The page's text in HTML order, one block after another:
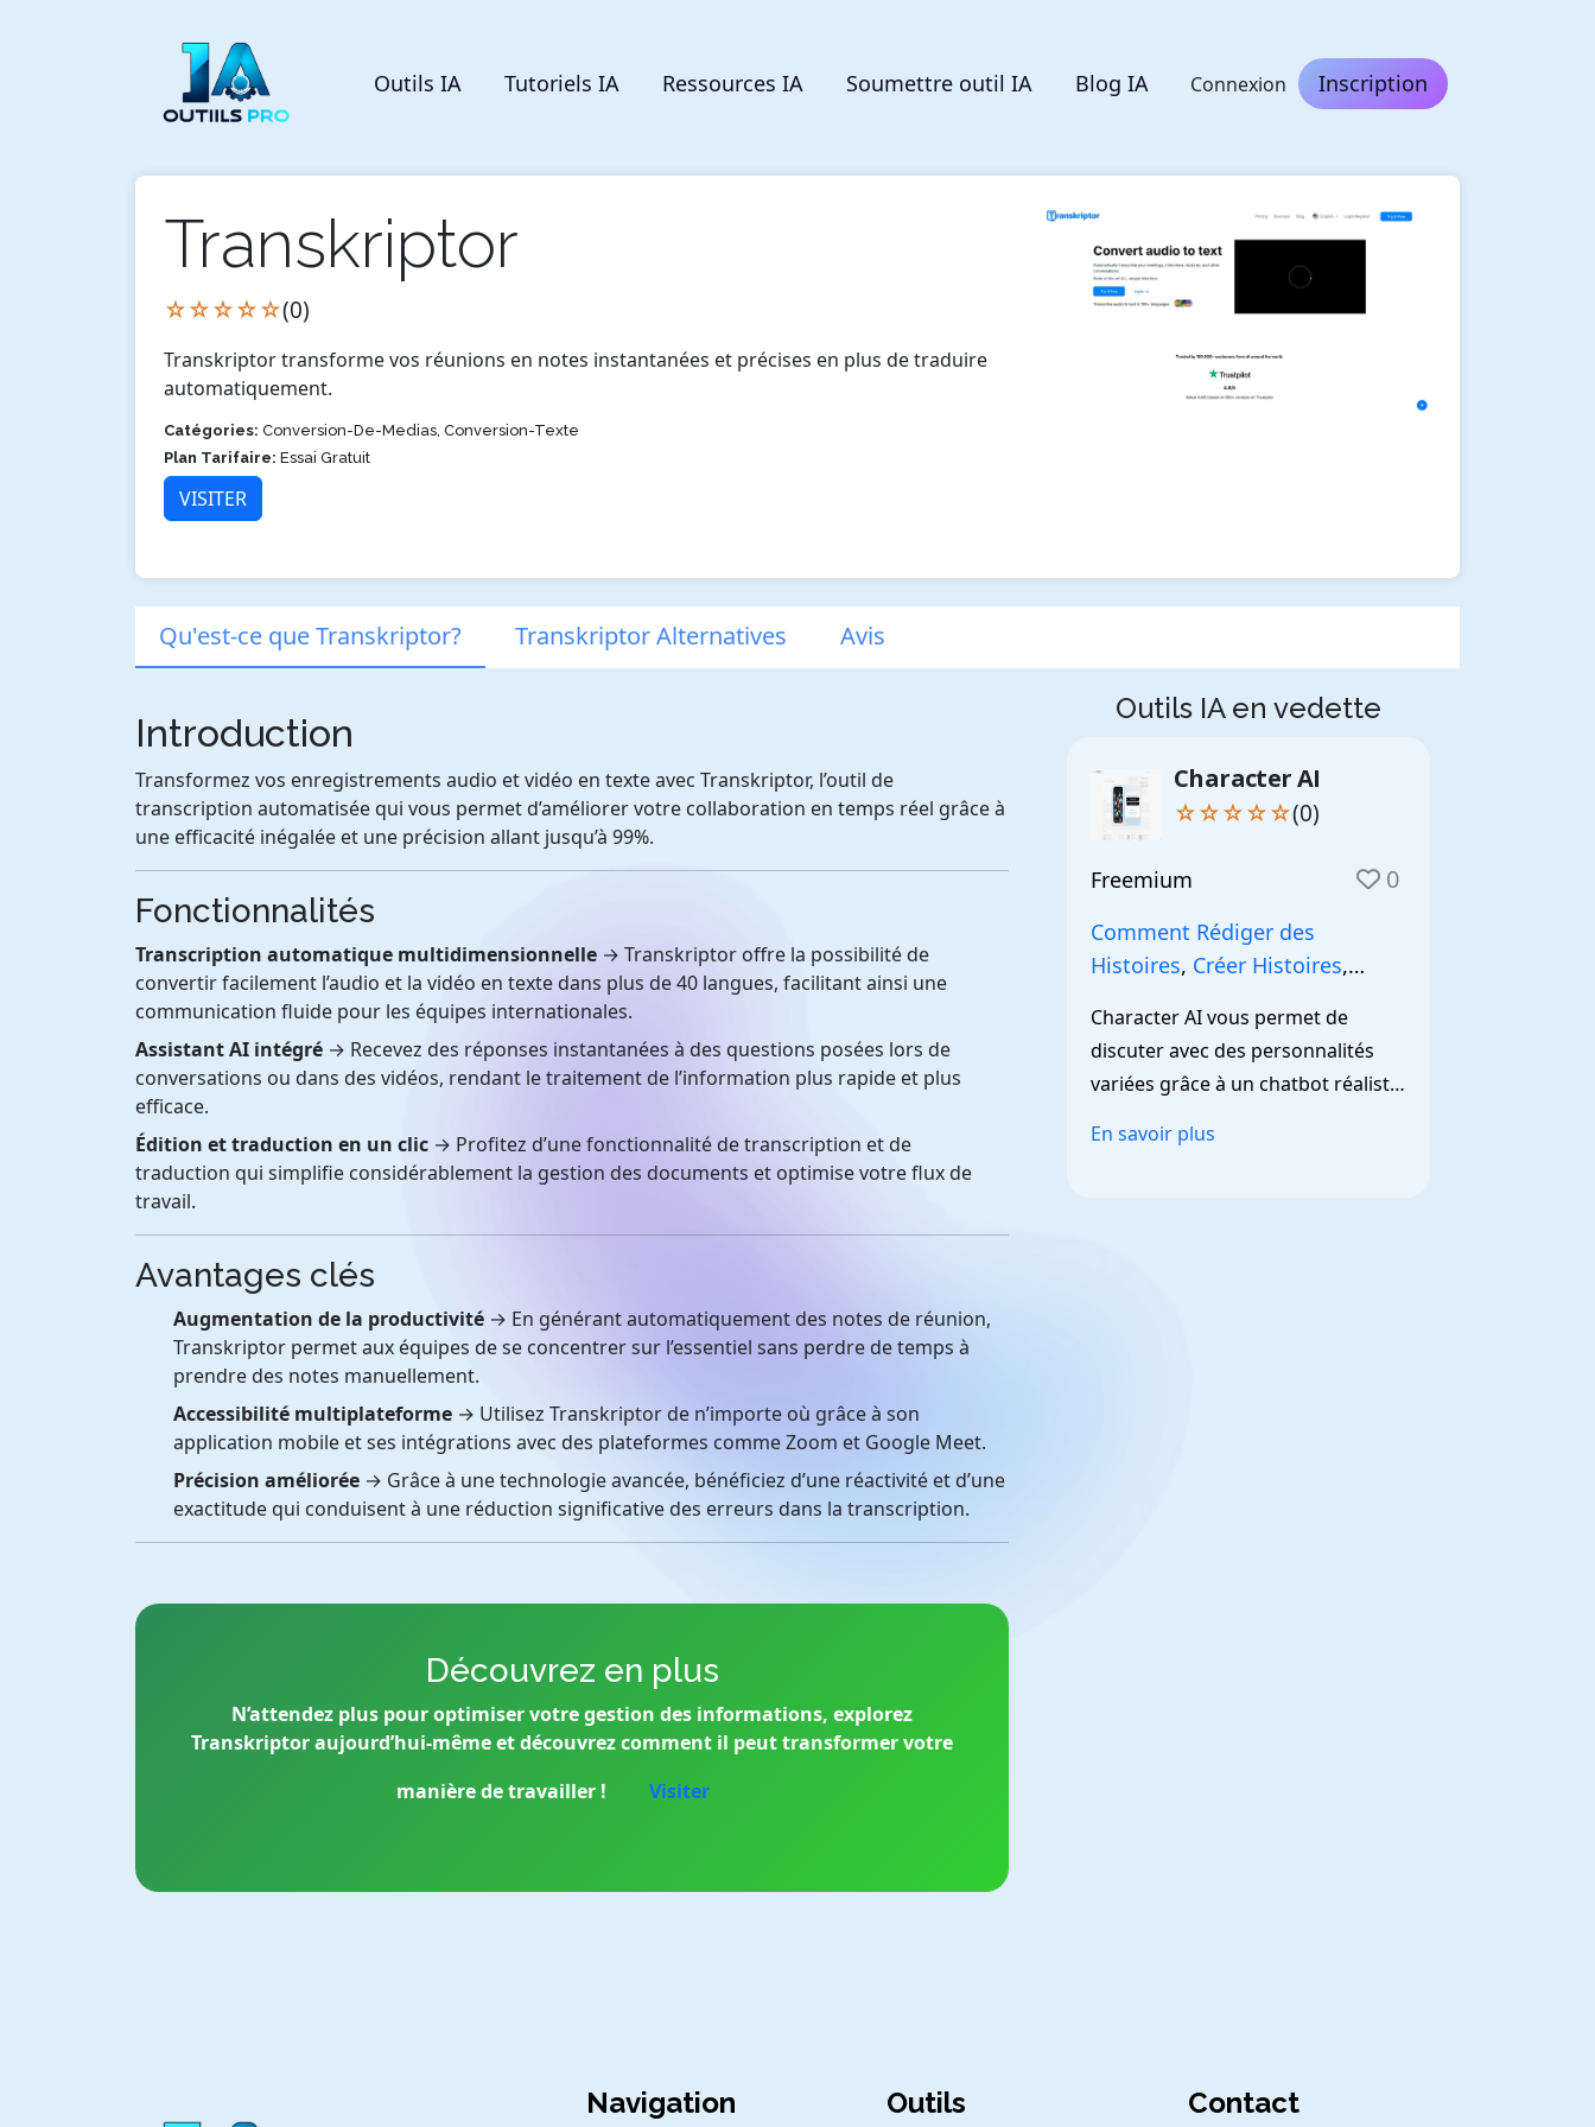
Outils IA Tutoriels IA Ressources IA Soumettre outil IA Blog IA Connexion Inscription
Transkriptor
☆☆☆☆☆(0)
Transkriptor transforme vos réunions en notes instantanées et précises en plus de traduire
automatiquement.
Catégories: Conversion-De-Medias, Conversion-Texte
Plan Tarifaire: Essai Gratuit
VISITER
Qu'est-ce que Transkriptor? Transkriptor Alternatives Avis
Introduction
Transformez vos enregistrements audio et vidéo en texte avec Transkriptor, l’outil de
transcription automatisée qui vous permet d’améliorer votre collaboration en temps réel grâce à
une efficacité inégalée et une précision allant jusqu’à 99%.
Fonctionnalités
Transcription automatique multidimensionnelle → Transkriptor offre la possibilité de
convertir facilement l’audio et la vidéo en texte dans plus de 40 langues, facilitant ainsi une
communication fluide pour les équipes internationales.
Assistant AI intégré → Recevez des réponses instantanées à des questions posées lors de
conversations ou dans des vidéos, rendant le traitement de l’information plus rapide et plus
efficace.
Édition et traduction en un clic → Profitez d’une fonctionnalité de transcription et de
traduction qui simplifie considérablement la gestion des documents et optimise votre flux de
travail.
Avantages clés
Augmentation de la productivité → En générant automatiquement des notes de réunion,
Transkriptor permet aux équipes de se concentrer sur l’essentiel sans perdre de temps à
prendre des notes manuellement.
Accessibilité multiplateforme → Utilisez Transkriptor de n’importe où grâce à son
application mobile et ses intégrations avec des plateformes comme Zoom et Google Meet.
Précision améliorée → Grâce à une technologie avancée, bénéficiez d’une réactivité et d’une
exactitude qui conduisent à une réduction significative des erreurs dans la transcription.
Découvrez en plus
N’attendez plus pour optimiser votre gestion des informations, explorez
Transkriptor aujourd’hui-même et découvrez comment il peut transformer votre
manière de travailler !
Visiter
Outils IA en vedette
Character AI
☆☆☆☆☆(0)
Freemium 0
Comment Rédiger des
Histoires, Créer Histoires,
Character AI vous permet de
discuter avec des personnalités
variées grâce à un chatbot réaliste
En savoir plus
Navigation Outils Contact